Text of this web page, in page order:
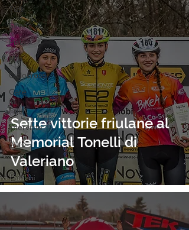
Tutti
Strada
Pista
Mtb
Ciclocross
Gare
in
Friuli
Interviste
Altro
Sette vittorie friulane al
Memorial Tonelli di
Valeriano